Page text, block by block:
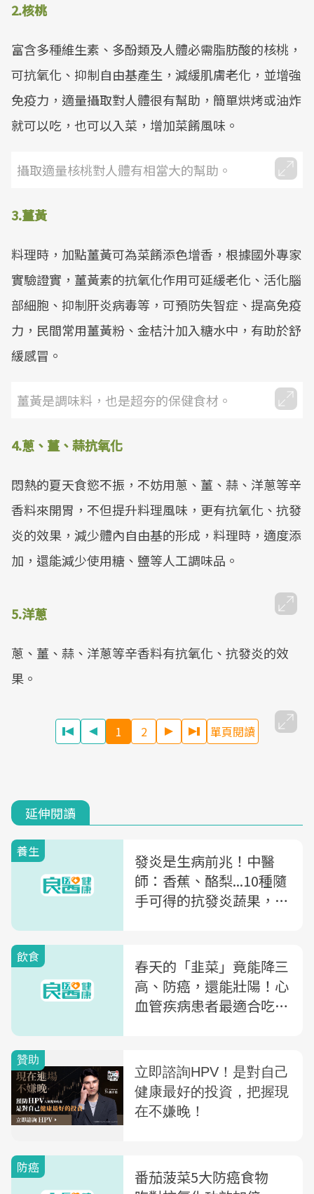
2.核桃
富含多種維生素、多酚類及人體必需脂肪酸的核桃，
可抗氧化、抑制自由基產生，減緩肌膚老化，並增強
免疫力，適量攝取對人體很有幫助，簡單烘烤或油炸
就可以吃，也可以入菜，增加菜餚風味。
攝取適量核桃對人體有相當大的幫助。
3.薑黃
料理時，加點薑黃可為菜餚添色增香，根據國外專家
實驗證實，薑黃素的抗氧化作用可延緩老化、活化腦
部細胞、抑制肝炎病毒等，可預防失智症、提高免疫
力，民間常用薑黃粉、金桔汁加入糖水中，有助於舒
緩感冒。
薑黃是調味料，也是超夯的保健食材。
4.蔥、薑、蒜抗氧化
悶熱的夏天食慾不振，不妨用蔥、薑、蒜、洋蔥等辛
香料來開胃，不但提升料理風味，更有抗氧化、抗發
炎的效果，減少體內自由基的形成，料理時，適度添
加，還能減少使用糖、鹽等人工調味品。
5.洋蔥
蔥、薑、蒜、洋蔥等辛香料有抗氧化、抗發炎的效
果。
1 2 單頁閱讀
延伸閱讀
養生
發炎是生病前兆！中醫
師：香蕉、酪梨...10種隨
手可得的抗發炎蔬果，你
飲食
春天的「韭菜」竟能降三
高、防癌，還能壯陽！心
血管疾病患者最適合吃，
防癌
番茄菠菜5大防癌食物